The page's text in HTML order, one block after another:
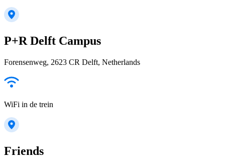
P+R Delft Campus
Forensenweg, 2623 CR Delft, Netherlands
WiFi in de trein
Friends